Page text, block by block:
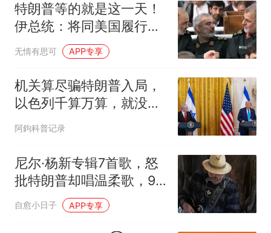
特朗普等的就是这一天！
伊总统：将同美国履行协
议，革命卫队急了
无情有思可 APP专享
机关算尽骗特朗普入局，
以色列千算万算，就没想
过美国打不赢伊朗
阿鉤科普记录
尼尔·杨新专辑7首歌，怒
批特朗普却唱温柔歌，9
月18日发行
自愈小日子 APP专享